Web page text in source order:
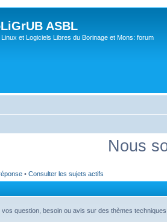
ASBL
Linux et Logiciels Libres du Borinage et Mons: forum
Nous
• Consulter les sujets actifs
vos question, besoin ou avis sur des thèmes